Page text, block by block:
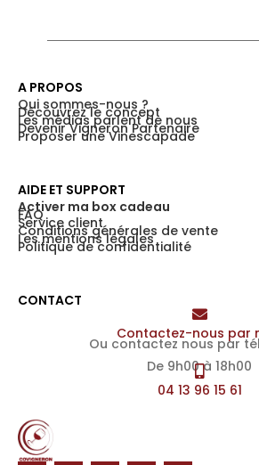
CONTACT
Contactez-nous par
Ou contactez nous par
De 9h00 à 18h00
04 13 96 15 61
AIDE ET SUPPORT
Activer ma box cadeau
FAQ
Service client
Conditions générales de vente
Les mentions légales
Politique de confidentialité
A PROPOS
Qui sommes-nous ?
Découvrez le concept
Les médias parlent de nous
Devenir Vigneron Partenaire
Proposer une Vinescapade